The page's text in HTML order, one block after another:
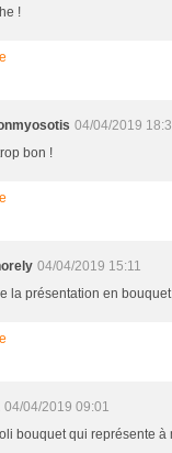
!
04/04/2019
bon !
04/04/2019 15:11
la présentation en
04/04/2019 09:01
bouquet qui représente